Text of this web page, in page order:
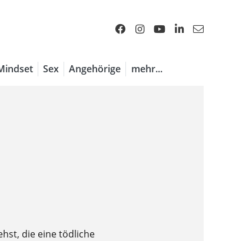
Sex Angehörige mehr...
die eine tödliche